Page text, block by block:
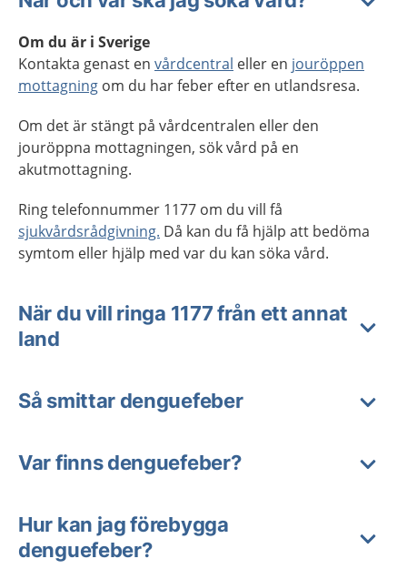
Om du är i Sverige
Kontakta genast en vårdcentral eller en jouröppen
mottagning om du har feber efter en utlandsresa.
Om det är stängt på vårdcentralen eller den
jouröppna mottagningen, sök vård på en
akutmottagning.
Ring telefonnummer 1177 om du vill få
sjukvårdsrådgivning. Då kan du få hjälp att bedöma
symtom eller hjälp med var du kan söka vård.
När du vill ringa 1177 från ett annat
land
Så smittar denguefeber
Var finns denguefeber?
Hur kan jag förebygga
denguefeber?